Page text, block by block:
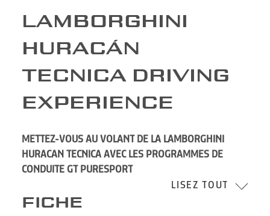
LAMBORGHINI
HURACÁN
TECNICA DRIVING
EXPERIENCE
METTEZ-VOUS AU VOLANT DE LA LAMBORGHINI
HURACAN TECNICA AVEC LES PROGRAMMES DE
CONDUITE GT PURESPORT
LISEZ TOUT
FICHE